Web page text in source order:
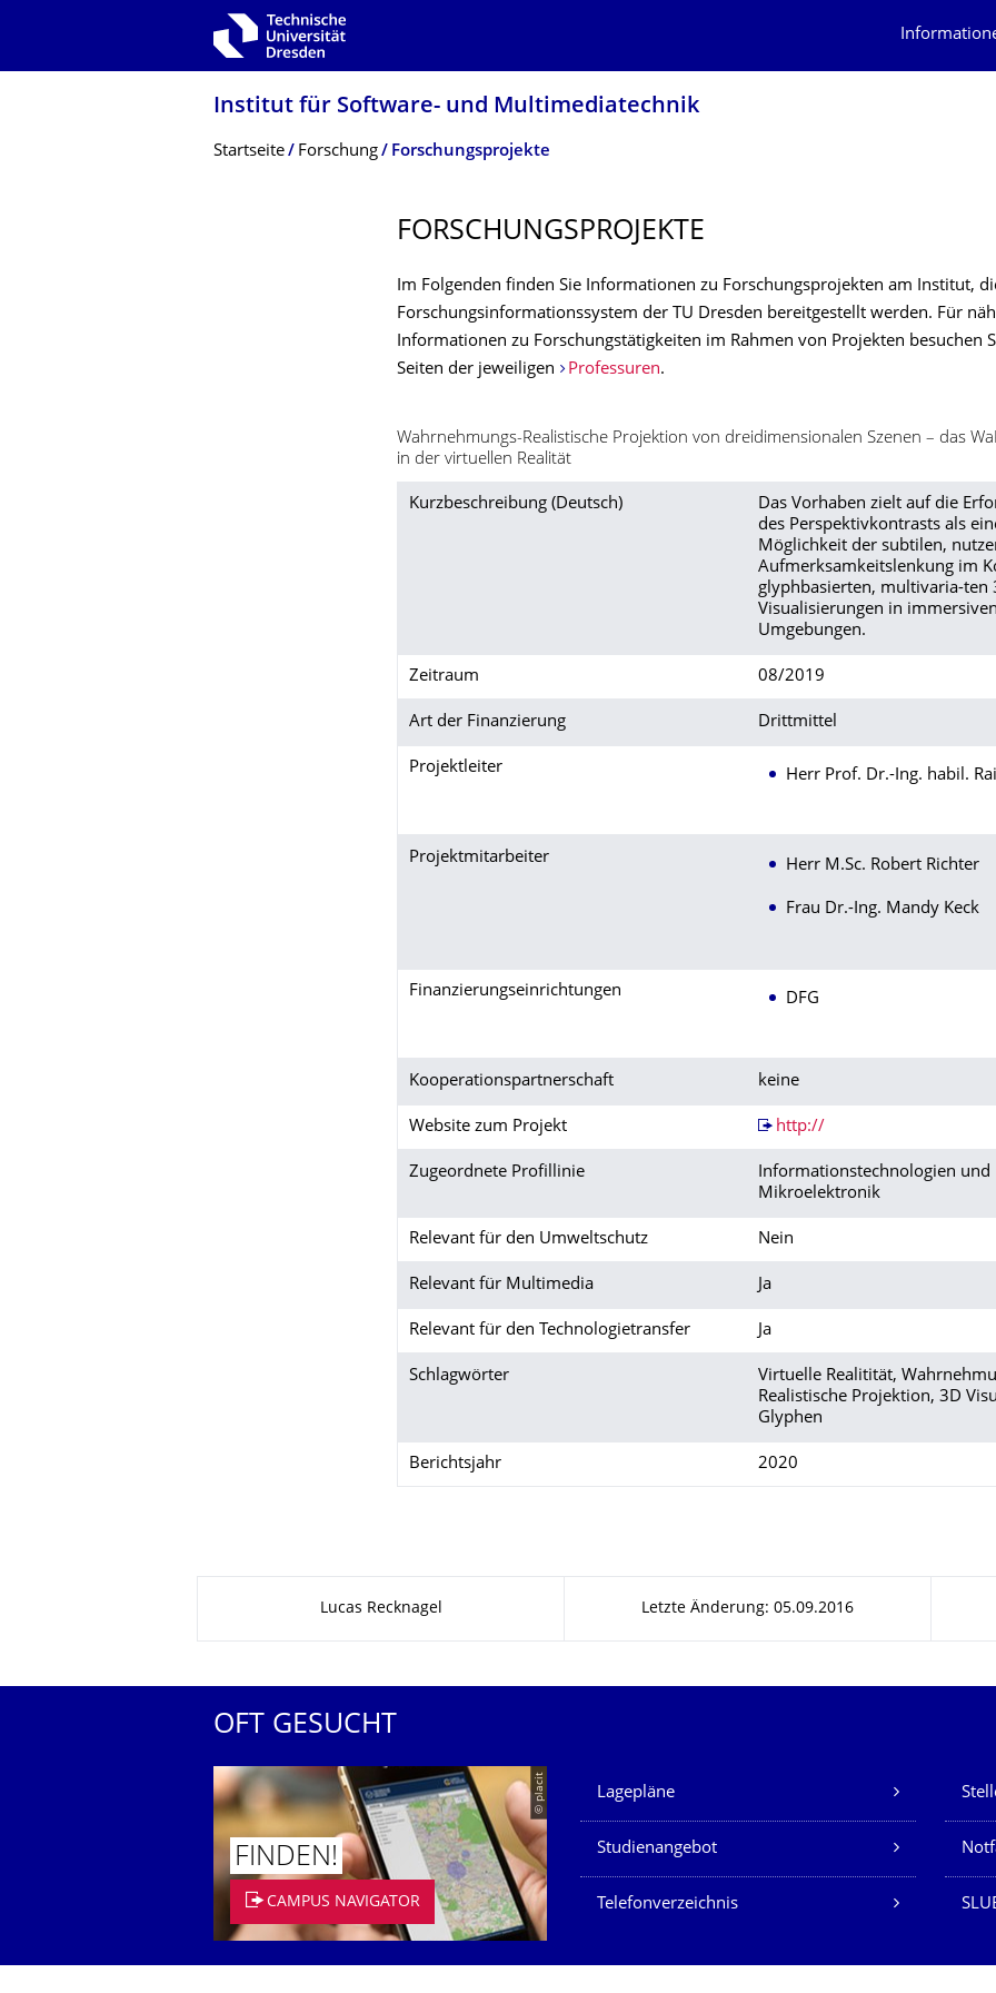
Zur Hauptnavigation springen
Institut für Software- und Multimediatechnik
Breadcrumb-Menü
Startseite Forschung Forschungsprojekte
FORSCHUNGSPRO­JEKTE
Im Folgenden finden Sie Informationen zu Forschungsprojekten am Institut,
Forschungsinformationssystem der TU Dresden bereitgestellt werden. Für
Informationen zu Forschungstätigkeiten im Rahmen von Projekten besuchen
Seiten der jeweiligen
Professuren.
Wahrnehmungs-Realistische Projektion von dreidimensionalen Szenen – das
in der virtuellen Realität
Kurzbeschreibung (Deutsch)
Das Vorhaben zielt auf die
des Perspektivkontrasts als
Möglichkeit der subtilen,
Aufmerksamkeitslenkung im
glyphbasierten, multivaria-ten
Visualisierungen in
Umgebungen.
Zeitraum 08/2019
Art der Finanzierung Drittmittel
Projektleiter Herr Prof. Dr.-Ing. habil.
Projektmitarbeiter Herr M.Sc. Robert Richter
Frau Dr.-Ing. Mandy Keck
Finanzierungseinrichtungen DFG
Kooperationspartnerschaft keine
Website zum Projekt http://
Zugeordnete Profillinie
Informationstechnologien und
Mikroelektronik
Relevant für den Umweltschutz Nein
Relevant für Multimedia Ja
Relevant für den Technologietransfer Ja
Schlagwörter
Virtuelle Realitität,
Realistische Projektion, 3D
Glyphen
Berichtsjahr 2020
Lucas Recknagel Letzte Änderung: 05.09.2016
OFT GESUCHT
© placit
FINDEN!
CAMPUS NAVIGATOR
Unsere Dienste
Lagepläne
Studienangebot
Telefonverzeichnis